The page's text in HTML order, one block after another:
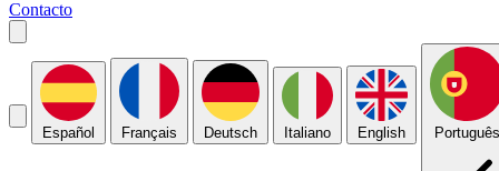
Contacto
Español Français Deutsch Italiano English Português